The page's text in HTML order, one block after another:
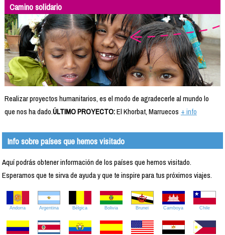
Camino solidario
Realizar proyectos humanitarios, es el modo de agradecerle al mundo lo
que nos ha dado.ÚLTIMO PROYECTO:El Khorbat, Marruecos + info
Info sobre países que hemos visitado
Aquí podrás obtener información de los países que hemos visitado.
Esperamos que te sirva de ayuda y que te inspire para tus próximos viajes.
Andorra Argentina Bélgica Bolivia Brunei Camboya Chile